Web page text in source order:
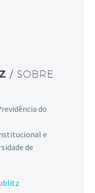
/ SOBRE
do
e
de